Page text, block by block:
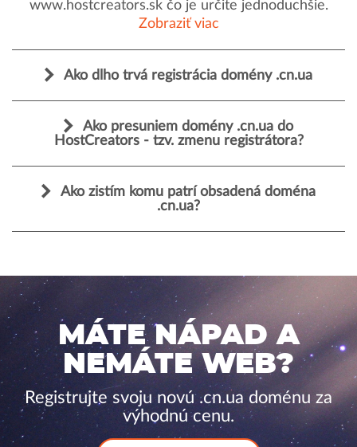
www.hostcreators.sk čo je určite jednoduchšie.
Zobraziť viac
Ako dlho trvá registrácia domény .cn.ua
Ako presuniem domény .cn.ua do
HostCreators - tzv. zmenu registrátora?
Ako zistím komu patrí obsadená doména
.cn.ua?
MÁTE NÁPAD A
NEMÁTE WEB?
Registrujte svoju novú .cn.ua doménu za
výhodnú cenu.